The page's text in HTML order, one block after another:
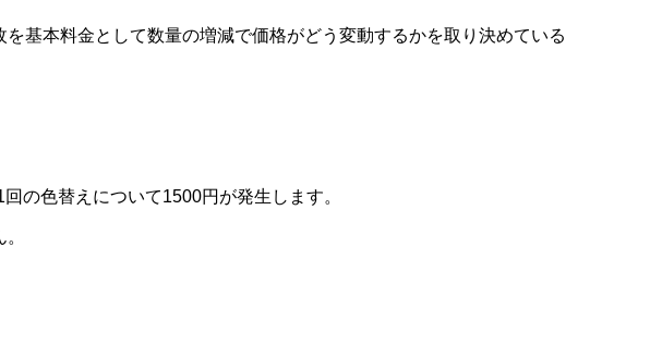
基本料金として数量の増減で価格がどう変動するかを取り決めている
の色替えについて1500円が発生します。